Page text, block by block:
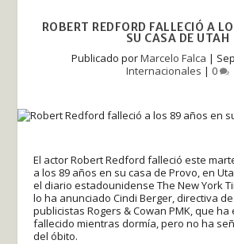
ROBERT REDFORD FALLECIÓ A
SU CASA DE UTAH
Publicado porMarcelo Falca |
Internacionales | 0
El actor Robert Redford falleció este
a los 89 años en su casa de Provo, en
el diario estadounidense The New York
lo ha anunciado Cindi Berger, directiva
publicistas Rogers & Cowan PMK, que
fallecido mientras dormía, pero no ha
del óbito.